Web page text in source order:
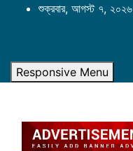
শুক্রবার, আগস্ট ৭, ২০২৬
Responsive Menu